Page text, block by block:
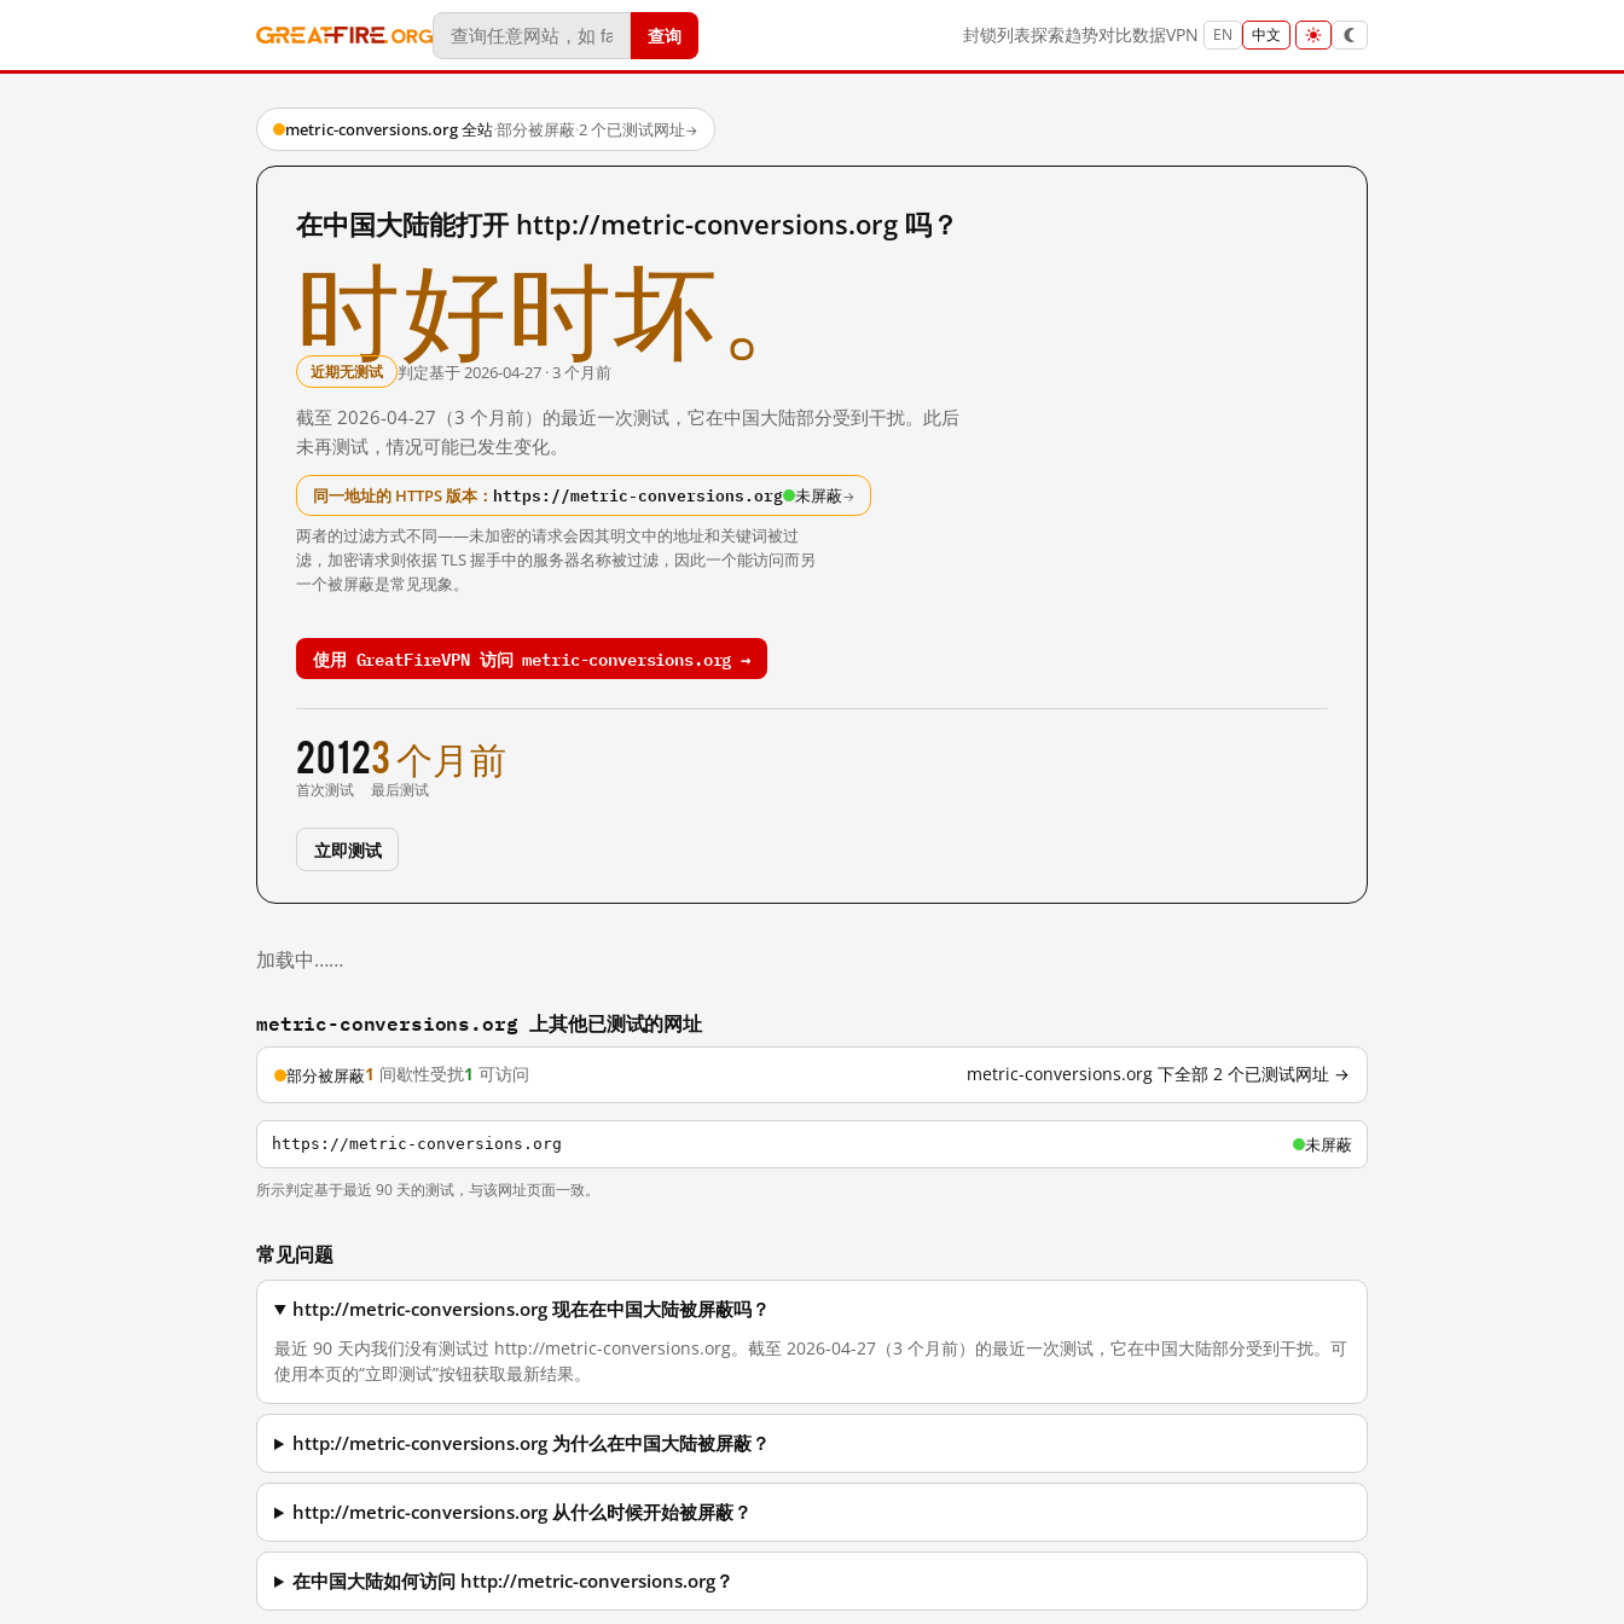
查询 封锁列表探索趋势对比数据VPN EN 中文
metric-conversions.org 全站·部分被屏蔽·2 个已测试网址→
在中国大陆能打开 http://metric-conversions.org 吗？
时好时坏。
近期无测试 判定基于 2026-04-27 · 3 个月前
截至 2026-04-27（3 个月前）的最近一次测试，它在中国大陆部分受到干扰。此后
未再测试，情况可能已发生变化。
同一地址的 HTTPS 版本： https://metric-conversions.org 未屏蔽→
两者的过滤方式不同——未加密的请求会因其明文中的地址和关键词被过
滤，加密请求则依据 TLS 握手中的服务器名称被过滤，因此一个能访问而另
一个被屏蔽是常见现象。
使用 GreatFireVPN 访问 metric-conversions.org →
2012
首次测试
3 个月前
最后测试
立即测试
加载中……
metric-conversions.org 上其他已测试的网址
部分被屏蔽1 间歇性受扰1 可访问 metric-conversions.org 下全部 2 个已测试网址 →
https://metric-conversions.org 未屏蔽
所示判定基于最近 90 天的测试，与该网址页面一致。
常见问题
http://metric-conversions.org 现在在中国大陆被屏蔽吗？
最近 90 天内我们没有测试过 http://metric-conversions.org。截至 2026-04-27（3 个月前）的最近一次测试，它在中国大陆部分受到干扰。可
使用本页的“立即测试”按钮获取最新结果。
http://metric-conversions.org 为什么在中国大陆被屏蔽？
http://metric-conversions.org 从什么时候开始被屏蔽？
在中国大陆如何访问 http://metric-conversions.org？